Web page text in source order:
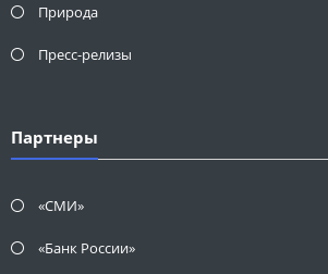
Природа
Пресс-релизы
Партнеры
«СМИ»
«Банк России»